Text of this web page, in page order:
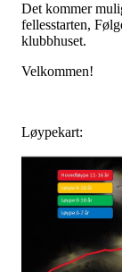
Det kommer
fellesstarten,
klubbhuset.
Velkommen!
Løypekart: